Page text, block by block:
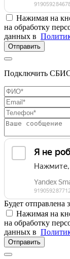
Нажимая на
на обработку
данных в
Отправить
Подключить
Будет отправлена
Нажимая на
на обработку
данных в
Отправить